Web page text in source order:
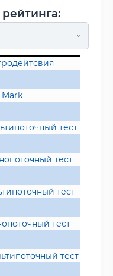
Mark
тест
тест
тест
тест
тест